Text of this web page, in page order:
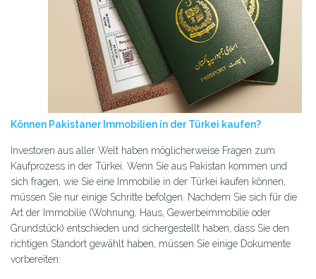
Können Pakistaner Immobilien in der Türkei kaufen?
Investoren aus aller Welt haben möglicherweise Fragen zum
Kaufprozess in der Türkei. Wenn Sie aus Pakistan kommen und
sich fragen, wie Sie eine Immobilie in der Türkei kaufen können,
müssen Sie nur einige Schritte befolgen. Nachdem Sie sich für die
Art der Immobilie (Wohnung, Haus, Gewerbeimmobilie oder
Grundstück) entschieden und sichergestellt haben, dass Sie den
richtigen Standort gewählt haben, müssen Sie einige Dokumente
vorbereiten: